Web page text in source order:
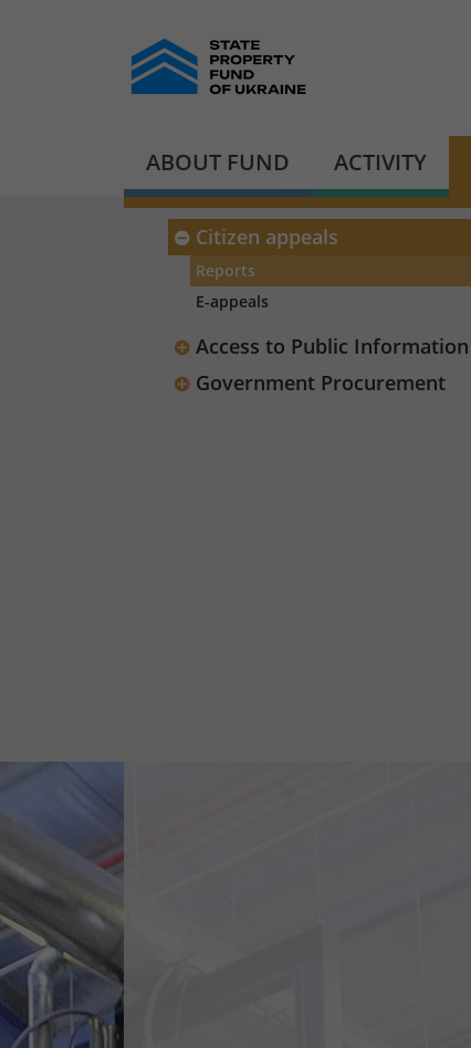
ABOUT FUND ACTIVITY
Citizen appeals
Reports
E-appeals
Access to Public Information
Government Procurement